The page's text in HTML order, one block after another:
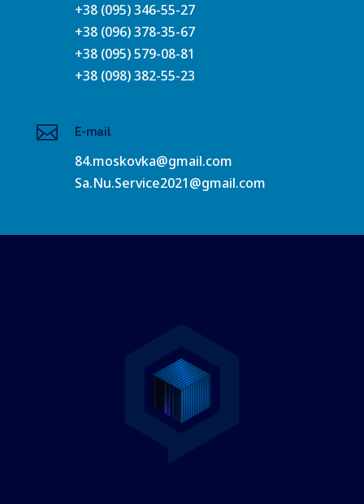
+38 (095) 346-55-27
+38 (096) 378-35-67
+38 (095) 579-08-81
+38 (098) 382-55-23
 E-mail
84.moskovka@gmail.com
Sa.Nu.Service2021@gmail.com